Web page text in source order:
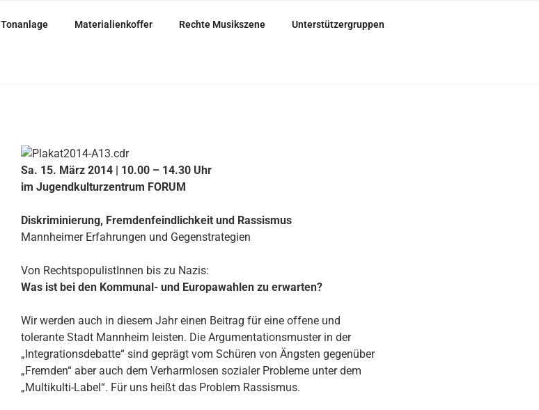
Tonanlage Materialienkoffer Rechte Musikszene Unterstützergruppen
Sa. 15. März 2014 | 10.00 – 14.30 Uhr
im Jugendkulturzentrum FORUM
Diskriminierung, Fremdenfeindlichkeit und Rassismus
Mannheimer Erfahrungen und Gegenstrategien
Von RechtspopulistInnen bis zu Nazis:
Was ist bei den Kommunal- und Europawahlen zu erwarten?
Wir werden auch in diesem Jahr einen Beitrag für eine offene und
tolerante Stadt Mannheim leisten. Die Argumentationsmuster in der
„Integrationsdebatte“ sind geprägt vom Schüren von Ängsten gegenüber
„Fremden“ aber auch dem Verharmlosen sozialer Probleme unter dem
„Multikulti-Label“. Für uns heißt das Problem Rassismus.